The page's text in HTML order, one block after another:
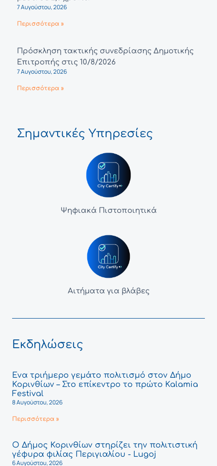
7 Αυγούστου, 2026
Περισσότερα »
Πρόσκληση τακτικής συνεδρίασης Δημοτικής
Επιτροπής στις 10/8/2026
7 Αυγούστου, 2026
Περισσότερα »
Σημαντικές Υπηρεσίες
Ψηφιακά Πιστοποιητικά
Αιτήματα για βλάβες
Εκδηλώσεις
Ένα τριήμερο γεμάτο πολιτισμό στον Δήμο
Κορινθίων – Στο επίκεντρο το πρώτο Kalamia
Festival
8 Αυγούστου, 2026
Περισσότερα »
Ο Δήμος Κορινθίων στηρίζει την πολιτιστική
γέφυρα φιλίας Περιγιαλίου - Lugoj
6 Αυγούστου, 2026